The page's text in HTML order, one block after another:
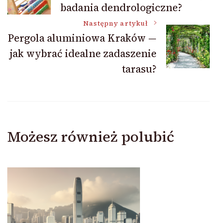
wpisubadania dendrologiczne?
Następny artykuł
Pergola aluminiowa Kraków —
jak wybrać idealne zadaszenie
tarasu?
Możesz również polubić